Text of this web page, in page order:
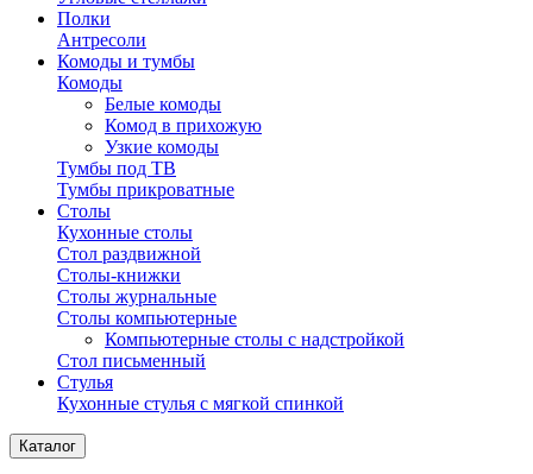
Полки
Антресоли
Комоды и тумбы
Комоды
Белые комоды
Комод в прихожую
Узкие комоды
Тумбы под ТВ
Тумбы прикроватные
Столы
Кухонные столы
Стол раздвижной
Столы-книжки
Столы журнальные
Столы компьютерные
Компьютерные столы с надстройкой
Стол письменный
Стулья
Кухонные стулья с мягкой спинкой
Каталог